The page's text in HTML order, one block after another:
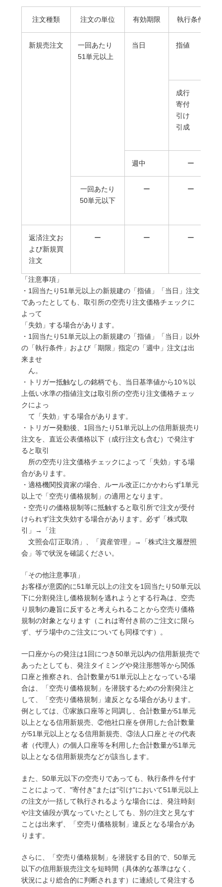
注文種類 注文の単位 有効期限 執行条件
新規売注文
一回あたり
51単元以上
当日 指値
成行
寄付
引け
引成
週中 ー
一回あたり
50単元以下
ー ー
返済注文お
よび新規買
注文
ー ー ー
「注意事項」
・1回当たり51単元以上の新規建の「指値」「当日」注文
であったとしても、取引所の空売り注文価格チェックに
よって
「失効」する場合があります。
・1回当たり51単元以上の新規建の「指値」「当日」以外
の「執行条件」および「期限」指定の「週中」注文は出
来ませ
ん。
・トリガー抵触なしの銘柄でも、当日基準値から10％以
上低い水準の指値注文は取引所の空売り注文価格チェッ
クによっ
て「失効」する場合があります。
・トリガー発動後、1回当たり51単元以上の信用新規売り
注文を、直近公表価格以下（成行注文も含む）で発注す
ると取引
所の空売り注文価格チェックによって「失効」する場
合があります。
・適格機関投資家の場合、ルール改正にかかわらず1単元
以上で「空売り価格規制」の適用となります。
・空売りの価格規制等に抵触すると取引所で注文が受付
けられず注文失効する場合があります。必ず「株式取
引」→「注
文照会/訂正取消」、「資産管理」→「株式注文履歴照
会」等で状況を確認ください。
「その他注意事項」
お客様が意図的に51単元以上の注文を1回当たり50単元以
下に分割発注し価格規制を逃れようとする行為は、空売
り規制の趣旨に反すると考えられることから空売り価格
規制の対象となります（これは寄付き前のご注文に限ら
ず、ザラ場中のご注文についても同様です）。
一口座からの発注は1回につき50単元以内の信用新規売で
あったとしても、発注タイミングや発注形態等から関係
口座と推察され、合計数量が51単元以上となっている場
合は、「空売り価格規制」を潜脱するための分割発注と
して、「空売り価格規制」違反となる場合があります。
例としては、①家族口座等と同調し、合計数量が51単元
以上となる信用新規売、②他社口座を併用した合計数量
が51単元以上となる信用新規売、③法人口座とその代表
者（代理人）の個人口座等を利用した合計数量が51単元
以上となる信用新規売などが該当します。
また、50単元以下の空売りであっても、執行条件を付す
ことによって、"寄付き"または"引け"において51単元以上
の注文が一括して執行されるような場合には、発注時刻
や注文値段が異なっていたとしても、別の注文と見なす
ことは出来ず、「空売り価格規制」違反となる場合があ
ります。
さらに、「空売り価格規制」を潜脱する目的で、50単元
以下の信用新規売注文を短時間（具体的な基準はなく、
状況により総合的に判断されます）に連続して発注する